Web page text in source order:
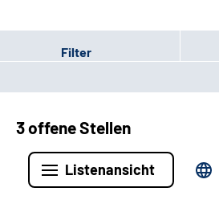
Filter
3 offene Stellen
Listenansicht